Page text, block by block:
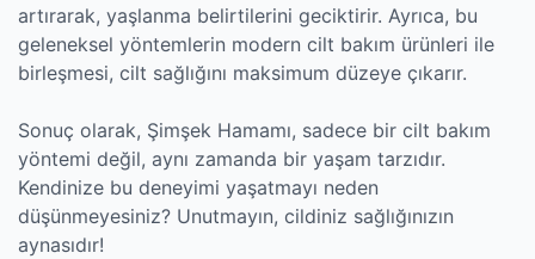
artırarak, yaşlanma belirtilerini geciktirir. Ayrıca, bu
geleneksel yöntemlerin modern cilt bakım ürünleri ile
birleşmesi, cilt sağlığını maksimum düzeye çıkarır.
Sonuç olarak, Şimşek Hamamı, sadece bir cilt bakım
yöntemi değil, aynı zamanda bir yaşam tarzıdır.
Kendinize bu deneyimi yaşatmayı neden
düşünmeyesiniz? Unutmayın, cildiniz sağlığınızın
aynasıdır!